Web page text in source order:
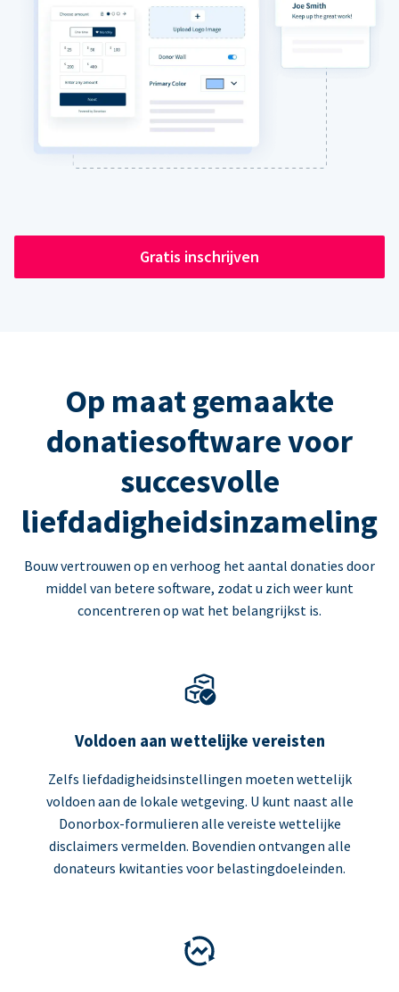
Gratis inschrijven
Op maat gemaakte
donatiesoftware voor
succesvolle
liefdadigheidsinzameling
Bouw vertrouwen op en verhoog het aantal donaties door
middel van betere software, zodat u zich weer kunt
concentreren op wat het belangrijkst is.
Voldoen aan wettelijke vereisten
Zelfs liefdadigheidsinstellingen moeten wettelijk
voldoen aan de lokale wetgeving. U kunt naast alle
Donorbox-formulieren alle vereiste wettelijke
disclaimers vermelden. Bovendien ontvangen alle
donateurs kwitanties voor belastingdoeleinden.